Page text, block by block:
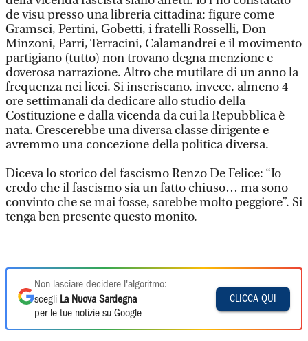
de visu presso una libreria cittadina: figure come
Gramsci, Pertini, Gobetti, i fratelli Rosselli, Don
Minzoni, Parri, Terracini, Calamandrei e il movimento
partigiano (tutto) non trovano degna menzione e
doverosa narrazione. Altro che mutilare di un anno la
frequenza nei licei. Si inseriscano, invece, almeno 4
ore settimanali da dedicare allo studio della
Costituzione e dalla vicenda da cui la Repubblica è
nata. Crescerebbe una diversa classe dirigente e
avremmo una concezione della politica diversa.
Diceva lo storico del fascismo Renzo De Felice: “Io
credo che il fascismo sia un fatto chiuso… ma sono
convinto che se mai fosse, sarebbe molto peggiore”. Si
tenga ben presente questo monito.
Non lasciare decidere l'algoritmo:
scegli La Nuova Sardegna
per le tue notizie su Google
CLICCA QUI